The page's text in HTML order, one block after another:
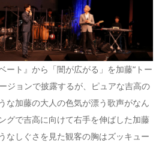
ート』から「闇が広がる」を加藤“トー
ジョンで披露するが、ピュアな吉高の
な加藤の大人の色気が漂う歌声がなん
グで吉高に向けて右手を伸ばした加藤
なしぐさを見た観客の胸はズッキュー